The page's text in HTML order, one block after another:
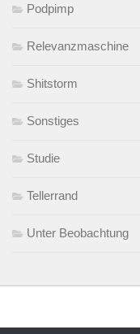
Podpimp
Relevanzmaschine
Shitstorm
Sonstiges
Studie
Tellerrand
Unter Beobachtung